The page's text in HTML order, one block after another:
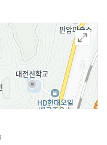
교, 솔랑산 외에 식장산,